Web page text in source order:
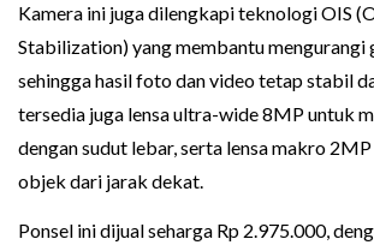
Kamera ini juga dilengkapi teknologi OIS
Stabilization) yang membantu mengurangi
sehingga hasil foto dan video tetap stabil
tersedia juga lensa ultra-wide 8MP untuk
dengan sudut lebar, serta lensa makro
objek dari jarak dekat.
Ponsel ini dijual seharga Rp 2.975.000,